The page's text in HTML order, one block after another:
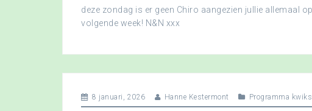
deze zondag is er geen Chiro aangezien jullie allemaal
volgende week! N&N xxx
8 januari, 2026 Hanne Kestermont Programma kwiks